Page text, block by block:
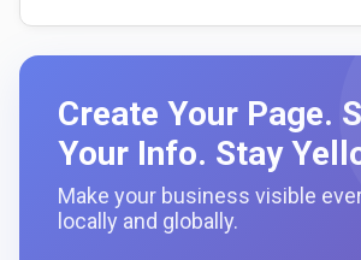
Create Your Page.
Your Info. Stay
Make your business visible
locally and globally.